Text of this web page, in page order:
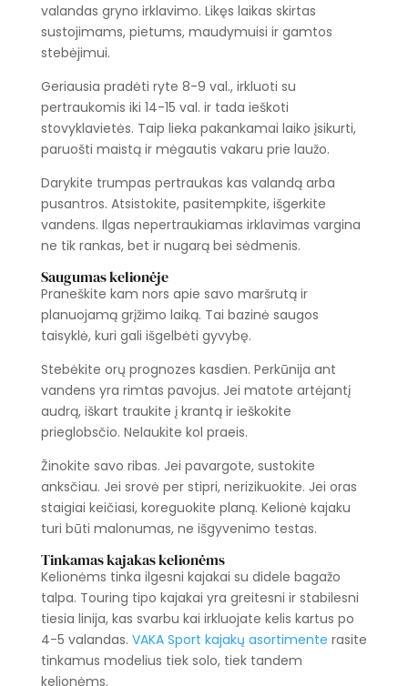
valandas gryno irklavimo. Likęs laikas skirtas
sustojimams, pietums, maudymuisi ir gamtos
stebėjimui.
Geriausia pradėti ryte 8-9 val., irkluoti su
pertraukomis iki 14-15 val. ir tada ieškoti
stovyklavietės. Taip lieka pakankamai laiko įsikurti,
paruošti maistą ir mėgautis vakaru prie laužo.
Darykite trumpas pertraukas kas valandą arba
pusantros. Atsistokite, pasitempkite, išgerkite
vandens. Ilgas nepertraukiamas irklavimas vargina
ne tik rankas, bet ir nugarą bei sėdmenis.
Saugumas kelionėje
Praneškite kam nors apie savo maršrutą ir
planuojamą grįžimo laiką. Tai bazinė saugos
taisyklė, kuri gali išgelbėti gyvybę.
Stebėkite orų prognozes kasdien. Perkūnija ant
vandens yra rimtas pavojus. Jei matote artėjantį
audrą, iškart traukite į krantą ir ieškokite
prieglobsčio. Nelaukite kol praeis.
Žinokite savo ribas. Jei pavargote, sustokite
anksčiau. Jei srovė per stipri, nerizikuokite. Jei oras
staigiai keičiasi, koreguokite planą. Kelionė kajaku
turi būti malonumas, ne išgyvenimo testas.
Tinkamas kajakas kelionėms
Kelionėms tinka ilgesni kajakai su didele bagažo
talpa. Touring tipo kajakai yra greitesni ir stabilesni
tiesia linija, kas svarbu kai irkluojate kelis kartus po
4-5 valandas. VAKA Sport kajakų asortimente rasite
tinkamus modelius tiek solo, tiek tandem
kelionėms.